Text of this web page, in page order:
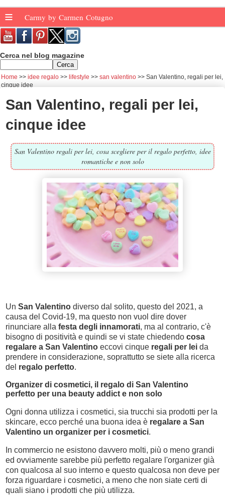
≡ Carmy by Carmen Cotugno
Cerca nel blog magazine
Home idee regalo lifestyle san valentino
San Valentino, regali per lei,
cinque idee
San Valentino, regali per lei,
cinque idee
San Valentino regali per lei, cosa scegliere per il regalo perfetto, idee
romantiche e non solo
Un San Valentino diverso dal solito, questo del 2021, a
causa del Covid-19, ma questo non vuol dire dover
rinunciare alla festa degli innamorati, ma al contrario, c'è
bisogno di positività e quindi se vi state chiedendo cosa
regalare a San Valentino eccovi cinque regali per lei da
prendere in considerazione, soprattutto se siete alla ricerca
del regalo perfetto.
Organizer di cosmetici, il regalo di San Valentino
perfetto per una beauty addict e non solo
Ogni donna utilizza i cosmetici, sia trucchi sia prodotti per la
skincare, ecco perché una buona idea è regalare a San
Valentino un organizer per i cosmetici.
In commercio ne esistono davvero molti, più o meno grandi
ed ovviamente sarebbe più perfetto regalare l'organizer già
con qualcosa al suo interno e questo qualcosa non deve per
forza riguardare i cosmetici, a meno che non siate certi di
quali siano i prodotti che più utilizza.